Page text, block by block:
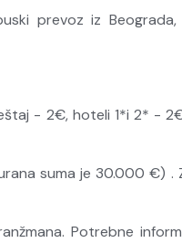
prevoz iz
- 2€, hoteli 1*i 2* -
suma je 30.000 €) .
Potrebne